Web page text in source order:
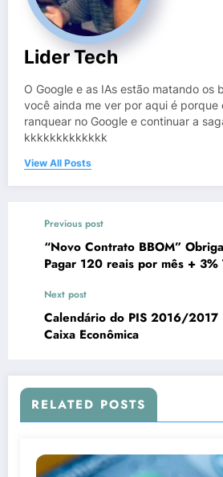
Lider Tech
O Google e as IAs estão matando os
você ainda me ver por aqui é porque
ranquear no Google e continuar a
kkkkkkkkkkkkk
View All Posts
Previous post
“Novo Contrato BBOM”
Pagar 120 reais por mês + 3%
Next post
Calendário do PIS 2016/2017
Caixa Econômica
RELATED POSTS